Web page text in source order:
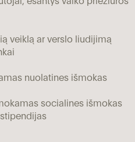
veiklą ar verslo liudijimą
nuolatines išmokas
socialines išmokas